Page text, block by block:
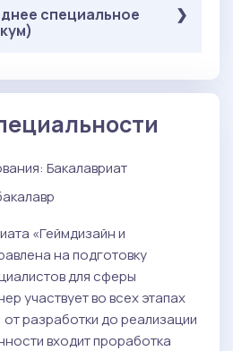
технологии: 40 баллов
тестирование ):
технологии: 40 баллов
специальное
тестирование ):
математики: 40 баллов
Бакалавриат
«Геймдизайн и
на подготовку
для сферы
участвует во всех этапах
разработки до реализации
входит проработка